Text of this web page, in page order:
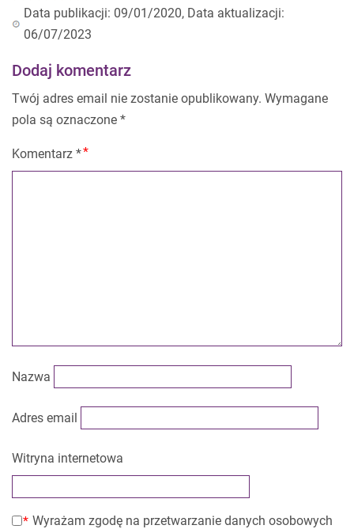
Data publikacji: 09/01/2020, Data aktualizacji:
06/07/2023
Dodaj komentarz
Twój adres email nie zostanie opublikowany. Wymagane
pola są oznaczone *
Komentarz *
Nazwa
Adres email
Witryna internetowa
Wyrażam zgodę na przetwarzanie danych osobowych